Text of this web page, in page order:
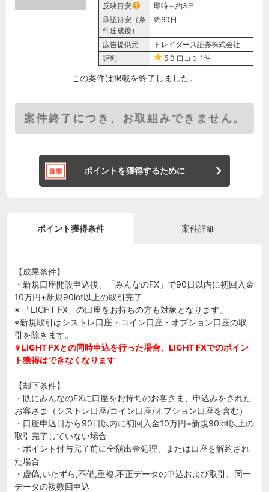
反映目安
即時～約3日
承認目安（条
件達成後）
約60日
広告提供元
トレイダーズ証券株式会社
評判
5.0 口コミ 1件
この案件は掲載を終了しました。
案件終了につき、お取組みできません。
ポイントを獲得するために
ポイント獲得条件 案件詳細
【成果条件】
・新規口座開設申込後、「みんなのFX」で90日以内に初回入金
10万円+新規90lot以上の取引完了
※ 「LIGHT FX」の口座をお持ちの方も対象となります。
※新規取引はシストレ口座・コイン口座・オプション口座の取
引を除きます。
※LIGHT FXとの同時申込を行った場合、LIGHT FXでのポイン
ト獲得はできなくなります
【却下条件】
・既にみんなのFXに口座をお持ちのお客さま、申込みをされた
お客さま（シストレ口座/コイン口座/オプション口座を含む）
・口座申込日から90日以内に初回入金10万円+新規90lot以上の
取引完了していない場合
・ポイント付与完了前に全額出金処理、または口座を解約され
た場合
・虚偽,いたずら,不備,重複,不正データの申込および取引、同一
データの複数回申込